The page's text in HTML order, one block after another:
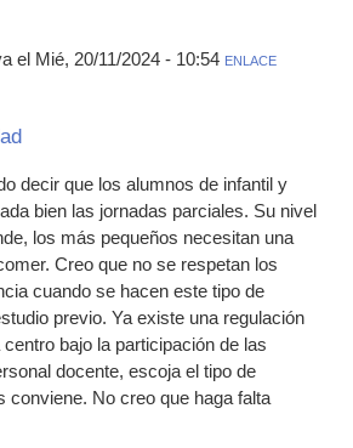
el Mié, 20/11/2024 - 10:54 ENLACE
decir que los alumnos de infantil y
bien las jornadas parciales. Su nivel
los más pequeños necesitan una
Creo que no se respetan los
cuando se hacen este tipo de
previo. Ya existe una regulación
bajo la participación de las
docente, escoja el tipo de
conviene. No creo que haga falta